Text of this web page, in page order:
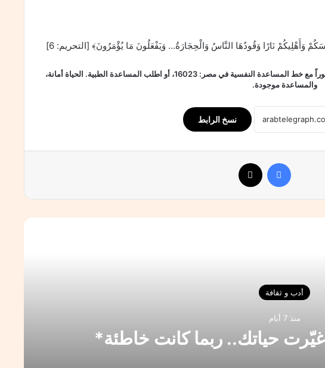
وَأَهْلِيكُمْ نَارًا وَقُودُهَا النَّاسُ وَالْحِجَارَةُ… وَيَفْعَلُونَ مَا يُؤْمَرُونَ﴾ [التحريم: 6]
ملحوظة: إذا كنت أنت أو أحد تعرفه يمر بأفكار انتحارية، تواصل فوراً مع خط المساعدة النفسية في مصر: 16023، أو اطلب المساعدة الطبية. الحياة أمانة،
والمساعدة موجودة.
نسخ الرابط
أدب و ثقافة
منذ 7 أيام
حياتك.. ربما كانت خاطئة*